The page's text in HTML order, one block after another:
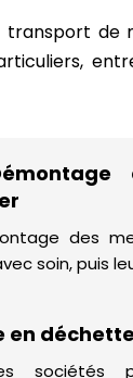
de
des
soin, puis
en
sociétés